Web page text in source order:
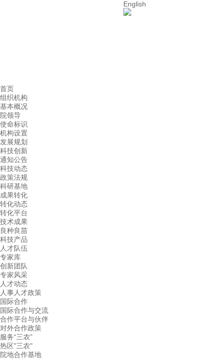
English
首页
组织机构
基本概况
院领导
使命标识
机构设置
发展规划
科技创新
通知公告
科技动态
政策法规
科研基地
成果转化
转化动态
转化平台
技术成果
良种良苗
科技产品
人才队伍
专家库
创新团队
专家风采
人才动态
人事人才政策
国际合作
国际合作与交流
合作平台与伙伴
对外合作政策
服务“三农”
热区"三农"
院地合作基地